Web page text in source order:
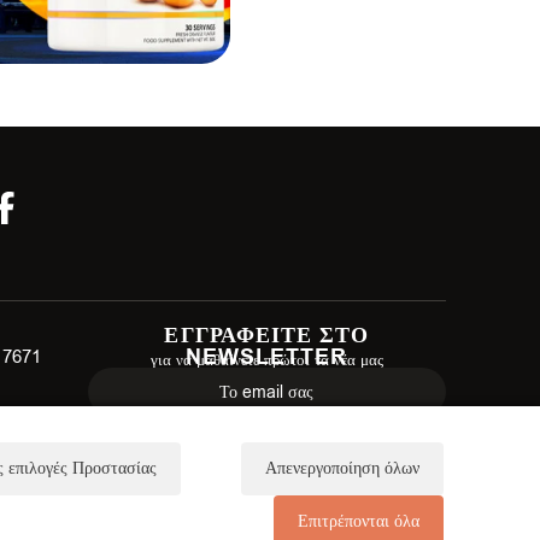
ΕΓΓΡΑΦΕΙΤΕ ΣΤΟ
NEWSLETTER
για να μαθαίνετε πρώτοι τα νέα μας
επιλογές Προστασίας Απενεργοποίηση όλων
Επιτρέπονται όλα